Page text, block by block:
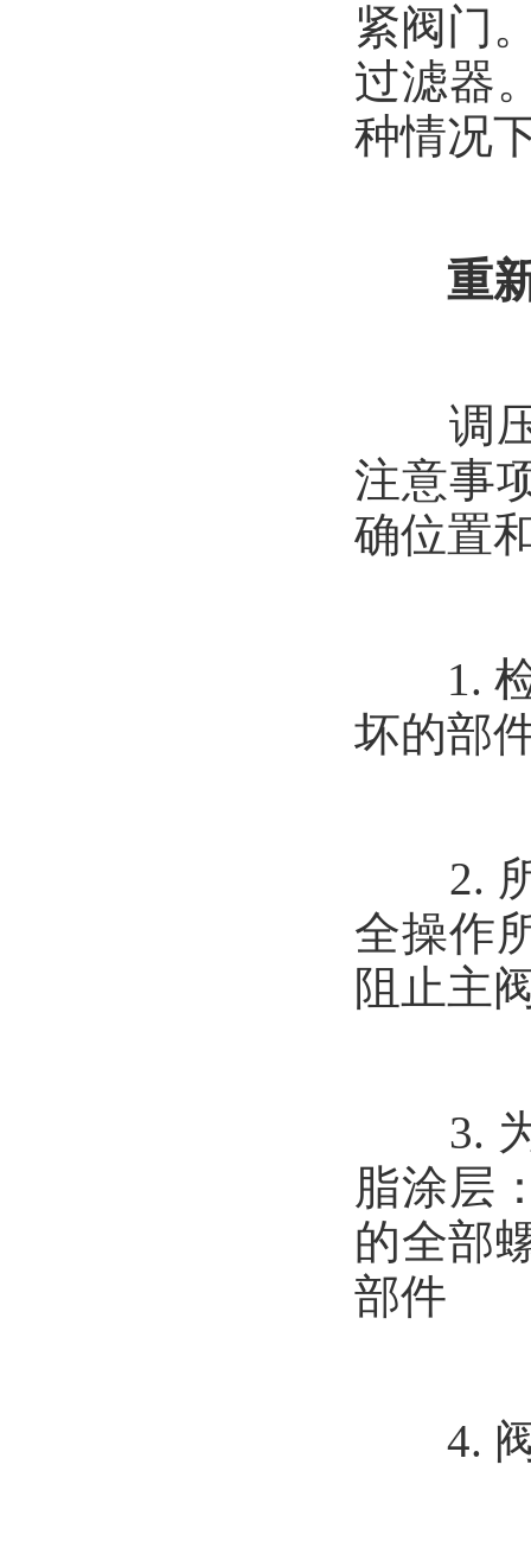
紧阀门
过滤器
种情况
重新
调压
注意事
确位置
1. 检
坏的部
2. 所
全操作
阻止主
3. 为
脂涂层
的全部
部件
4. 阀